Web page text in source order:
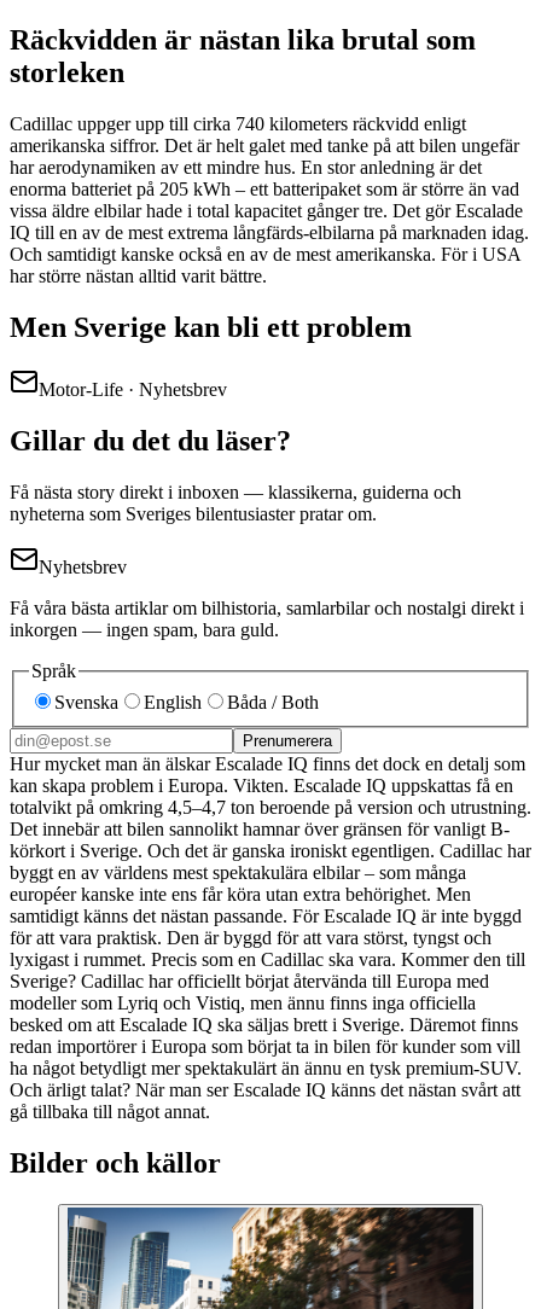
Räckvidden är nästan lika brutal som
storleken
Cadillac uppger upp till cirka 740 kilometers räckvidd enligt
amerikanska siffror. Det är helt galet med tanke på att bilen ungefär
har aerodynamiken av ett mindre hus. En stor anledning är det
enorma batteriet på 205 kWh – ett batteripaket som är större än vad
vissa äldre elbilar hade i total kapacitet gånger tre. Det gör Escalade
IQ till en av de mest extrema långfärds-elbilarna på marknaden idag.
Och samtidigt kanske också en av de mest amerikanska. För i USA
har större nästan alltid varit bättre.
Men Sverige kan bli ett problem
Motor-Life · Nyhetsbrev
Gillar du det du läser?
Få nästa story direkt i inboxen — klassikerna, guiderna och
nyheterna som Sveriges bilentusiaster pratar om.
Nyhetsbrev
Få våra bästa artiklar om bilhistoria, samlarbilar och nostalgi direkt i
inkorgen — ingen spam, bara guld.
Språk
Svenska
English Båda / Both
Prenumerera
Hur mycket man än älskar Escalade IQ finns det dock en detalj som
kan skapa problem i Europa. Vikten. Escalade IQ uppskattas få en
totalvikt på omkring 4,5–4,7 ton beroende på version och utrustning.
Det innebär att bilen sannolikt hamnar över gränsen för vanligt B-
körkort i Sverige. Och det är ganska ironiskt egentligen. Cadillac har
byggt en av världens mest spektakulära elbilar – som många
européer kanske inte ens får köra utan extra behörighet. Men
samtidigt känns det nästan passande. För Escalade IQ är inte byggd
för att vara praktisk. Den är byggd för att vara störst, tyngst och
lyxigast i rummet. Precis som en Cadillac ska vara. Kommer den till
Sverige? Cadillac har officiellt börjat återvända till Europa med
modeller som Lyriq och Vistiq, men ännu finns inga officiella
besked om att Escalade IQ ska säljas brett i Sverige. Däremot finns
redan importörer i Europa som börjat ta in bilen för kunder som vill
ha något betydligt mer spektakulärt än ännu en tysk premium-SUV.
Och ärligt talat? När man ser Escalade IQ känns det nästan svårt att
gå tillbaka till något annat.
Bilder och källor